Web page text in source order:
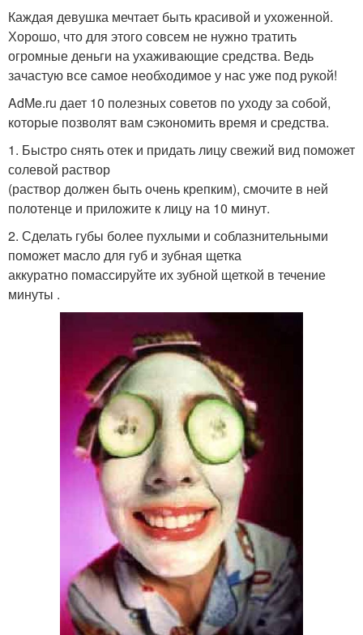
Каждая девушка мечтает быть красивой и ухоженной.
Хорошо, что для этого совсем не нужно тратить
огромные деньги на ухаживающие средства. Ведь
зачастую все самое необходимое у нас уже под рукой!
AdMe.ru дает 10 полезных советов по уходу за собой,
которые позволят вам сэкономить время и средства.
1. Быстро снять отек и придать лицу свежий вид поможет
солевой раствор
(раствор должен быть очень крепким), смочите в ней
полотенце и приложите к лицу на 10 минут.
2. Сделать губы более пухлыми и соблазнительными
поможет масло для губ и зубная щетка
аккуратно помассируйте их зубной щеткой в течение
минуты .